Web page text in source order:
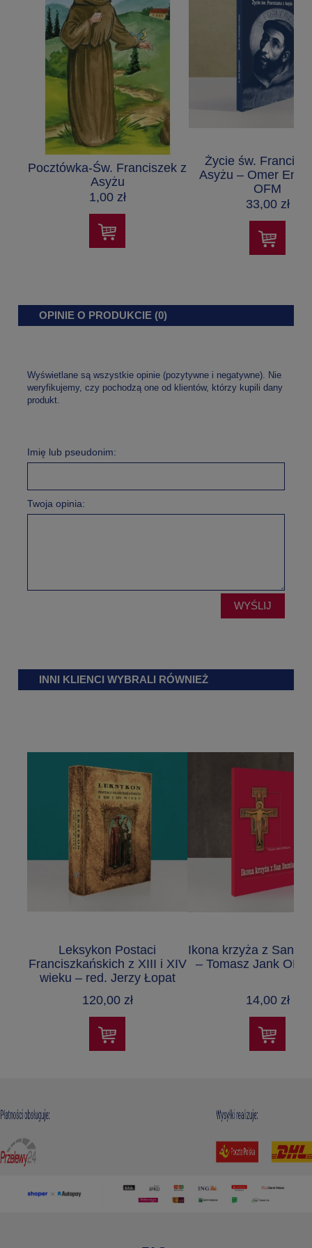
Pocztówka-Św. Franciszek z
Asyżu
1,00 zł
Życie św.
Asyżu – Omer
OFM
33,00 zł
OPINIE O PRODUKCIE (0)
Wyświetlane są wszystkie opinie (pozytywne i negatywne). Nie
weryfikujemy, czy pochodzą one od klientów, którzy kupili dany
produkt.
Imię lub pseudonim:
Twoja opinia:
WYŚLIJ
INNI KLIENCI WYBRALI RÓWNIEŻ
Leksykon Postaci
Franciszkańskich z XIII i XIV
wieku – red. Jerzy Łopat
120,00 zł
Ikona krzyża z San
– Tomasz Jank
14,00 zł